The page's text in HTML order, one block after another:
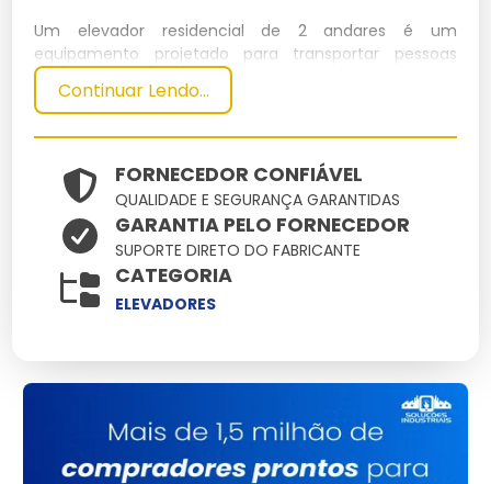
Um elevador residencial de 2 andares é um
equipamento projetado para transportar pessoas
entre dois níveis de uma residência. Ele oferece
conveniência e acessibilidade, especialmente em
Especificações Técnicas
Dimensões
(cm)
Peso
(kg)
MaterialCapacidadePotência
150 x 150 x
250
700
inoxidável
Principais Características e
Ideal para espaços limitados,
aproveitando ao máximo a área disponível.
Continuar Lendo...
FORNECEDOR CONFIÁVEL
QUALIDADE E SEGURANÇA GARANTIDAS
GARANTIA PELO FORNECEDOR
SUPORTE DIRETO DO FABRICANTE
CATEGORIA
ELEVADORES